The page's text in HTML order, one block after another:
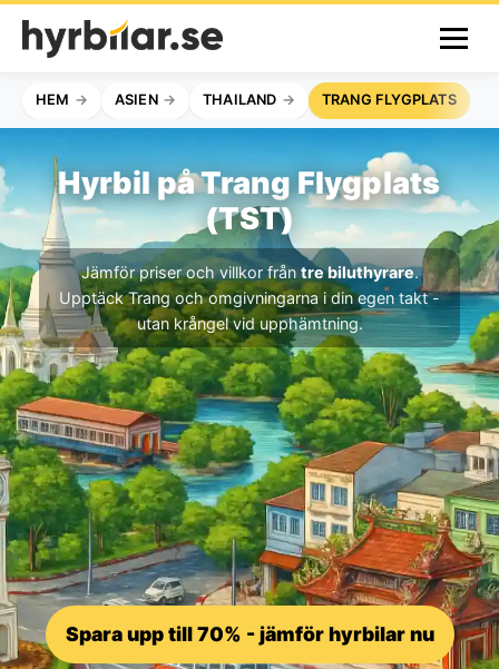
HEM ASIEN THAILAND TRANG FLYGPLATS
Hyrbil på Trang Flygplats
(TST)
Jämför priser och villkor från tre biluthyrare.
Upptäck Trang och omgivningarna i din egen takt -
utan krångel vid upphämtning.
Spara upp till 70% - jämför hyrbilar nu